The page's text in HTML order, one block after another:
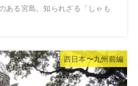
ある宮島。知られざる「しゃも
西日本〜九州前編